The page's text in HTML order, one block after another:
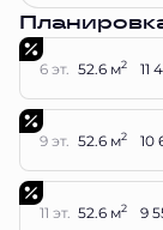
6 эт. 52.6 м2 11
9 эт. 52.6 м2 10
11 эт. 52.6 м2 9